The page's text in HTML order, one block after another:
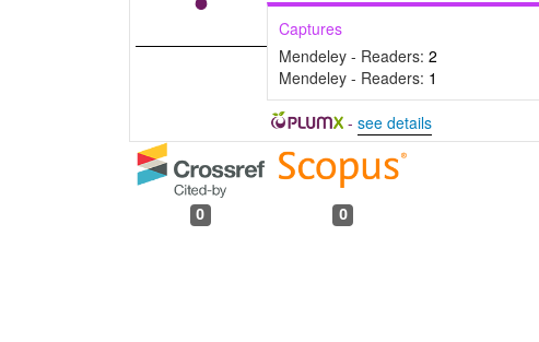
Captures
Mendeley - Readers: 2
Mendeley - Readers: 1
- see details
0 0